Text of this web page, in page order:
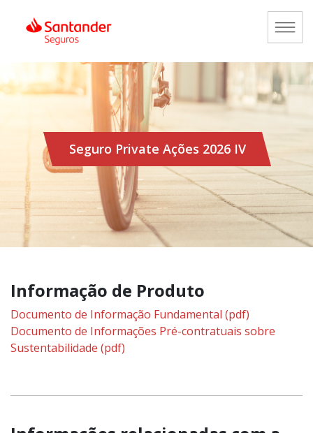
Seguro Private Ações 2026 IV
Informação de Produto
Documento de Informação Fundamental (pdf)
Documento de Informações Pré-contratuais sobre
Sustentabilidade (pdf)